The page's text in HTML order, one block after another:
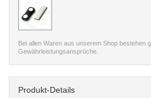
Bei allen Waren aus unserem Shop bestehen
Gewährleistungsansprüche.
Produkt-Details